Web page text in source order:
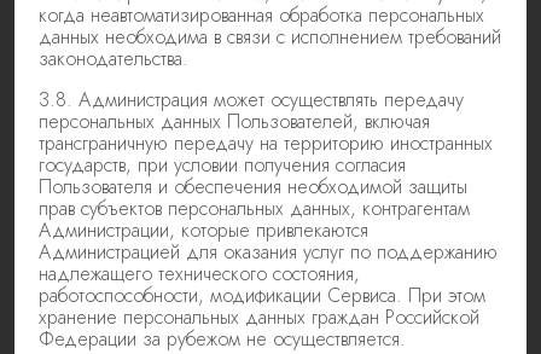
когда неавтоматизированная обработка персональных
данных необходима в связи с исполнением требований
законодательства.
3.8. Администрация может осуществлять передачу
персональных данных Пользователей, включая
трансграничную передачу на территорию иностранных
государств, при условии получения согласия
Пользователя и обеспечения необходимой защиты
прав субъектов персональных данных, контрагентам
Администрации, которые привлекаются
Администрацией для оказания услуг по поддержанию
надлежащего технического состояния,
работоспособности, модификации Сервиса. При этом
хранение персональных данных граждан Российской
Федерации за рубежом не осуществляется.